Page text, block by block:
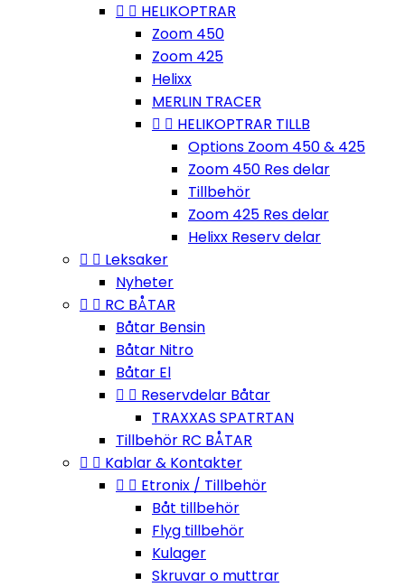
  HELIKOPTRAR
Zoom 450
Zoom 425
Helixx
MERLIN TRACER
  HELIKOPTRAR TILLB
Options Zoom 450 & 425
Zoom 450 Res delar
Tillbehör
Zoom 425 Res delar
Helixx Reserv delar
  Leksaker
Nyheter
  RC BÅTAR
Båtar Bensin
Båtar Nitro
Båtar El
  Reservdelar Båtar
TRAXXAS SPATRTAN
Tillbehör RC BÅTAR
  Kablar & Kontakter
  Etronix / Tillbehör
Båt tillbehör
Flyg tillbehör
Kulager
Skruvar o muttrar